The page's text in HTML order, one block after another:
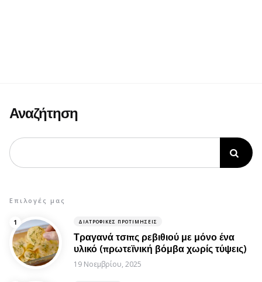
Αναζήτηση
Επιλογές μας
ΔΙΑΤΡΟΦΙΚΈΣ ΠΡΟΤΙΜΉΣΕΙΣ
Τραγανά τσιπς ρεβιθιού με μόνο ένα
υλικό (πρωτεϊνική βόμβα χωρίς τύψεις)
19 Νοεμβρίου, 2025